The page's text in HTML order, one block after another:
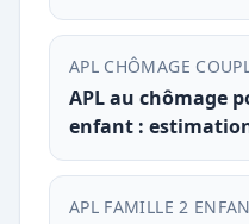
APL CHÔMAGE
APL au chômage
enfant :
APL FAMILLE 2